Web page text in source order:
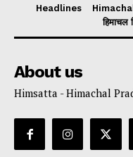
Headlines
हिमाचल
About us
Himsatta - Himachal